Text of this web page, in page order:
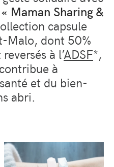
« Maman Sharing &
capsule
Malo, dont 50%
à l’ADSF*,
à
et du bien-
abri.